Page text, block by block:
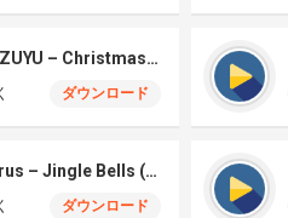
TWICE TZUYU – Christmas Without You Cover
ダウンロード
Miley Cyrus – Jingle Bells (Live From Chateau Marmont)
ダウンロード